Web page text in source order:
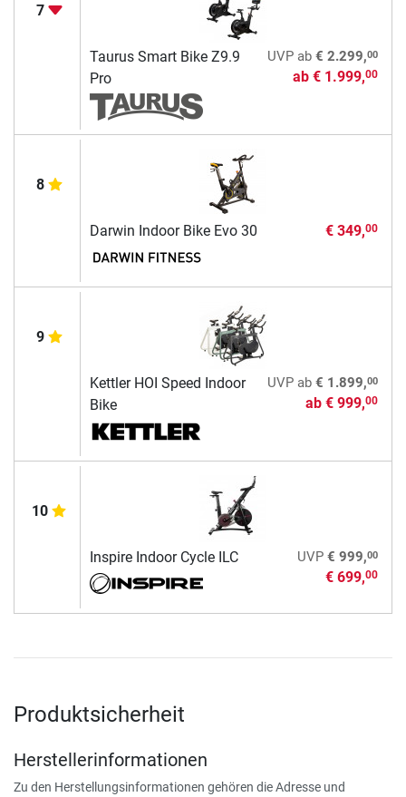
7
Taurus Smart Bike Z9.9
Pro
UVPab € 2.299,00
ab € 1.999,00
8
Darwin Indoor Bike Evo 30 € 349,00
9
Kettler HOI Speed Indoor
Bike
UVPab € 1.899,00
ab € 999,00
10
Inspire Indoor Cycle ILC UVP € 999,00
€ 699,00
Produktsicherheit
Herstellerinformationen
Zu den Herstellungsinformationen gehören die Adresse und